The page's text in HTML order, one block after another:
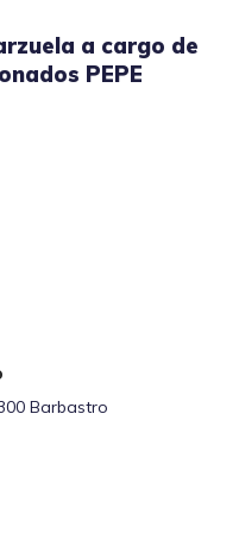
a cargo de
PEPE
Barbastro